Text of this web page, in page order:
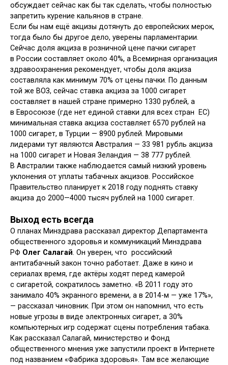
обсуждает сейчас как бы так сделать, чтобы полностью
запретить курение кальянов в стране.
Если бы нам ещё акцизы дотянуть до европейских мерок,
тогда было бы другое дело, уверены парламентарии.
Сейчас доля акциза в розничной цене пачки сигарет
в России составляет около 40%, а Всемирная организация
здравоохранения рекомендует, чтобы доля акциза
составляла как минимум 70% от цены пачки. По данным
той же ВОЗ, сейчас ставка акциза за 1000 сигарет
составляет в нашей стране примерно 1330 рублей, а
в Евросоюзе (где нет единой ставки для всех стран ЕС)
минимальная ставка акциза составляет 6570 рублей на
1000 сигарет, в Турции — 8900 рублей. Мировыми
лидерами тут являются Австралия — 33 981 рубль акциза
на 1000 сигарет и Новая Зеландия — 38 777 рублей.
В Австралии также наблюдается самый низкий уровень
уклонения от уплаты табачных акцизов. Российское
Правительство планирует к 2018 году поднять ставку
акциза до 2000—4000 тысяч рублей на 1000 сигарет.
Выход есть всегда
О планах Минздрава рассказал директор Департамента
общественного здоровья и коммуникаций Минздрава
РФ Олег Салагай. Он уверен, что российский
антитабачный закон точно работает. Даже в кино и
сериалах время, где актёры ходят перед камерой
с сигаретой, сократилось заметно. «В 2011 году это
занимало 40% экранного времени, а в 2014-м — уже 17%»,
— рассказал чиновник. При этом он напомнил, что есть
новые угрозы в виде электронных сигарет, а 30%
компьютерных игр содержат сцены потребления табака.
Как рассказал Салагай, министерство и Фонд
общественного мнения уже запустили проект в Интернете
под названием «Фабрика здоровья». Там все желающие